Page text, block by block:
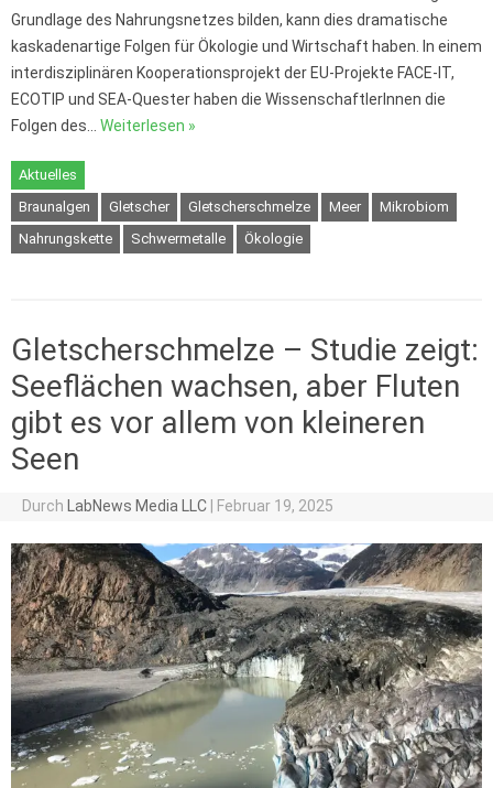
Grundlage des Nahrungsnetzes bilden, kann dies dramatische
kaskadenartige Folgen für Ökologie und Wirtschaft haben. In einem
interdisziplinären Kooperationsprojekt der EU-Projekte FACE-IT,
ECOTIP und SEA-Quester haben die WissenschaftlerInnen die
Folgen des… Weiterlesen »
Aktuelles
Braunalgen
Gletscher Gletscherschmelze Meer
Mikrobiom
Nahrungskette
Schwermetalle Ökologie
Gletscherschmelze – Studie zeigt:
Seeflächen wachsen, aber Fluten
gibt es vor allem von kleineren
Seen
Durch LabNews Media LLC Februar 19, 2025